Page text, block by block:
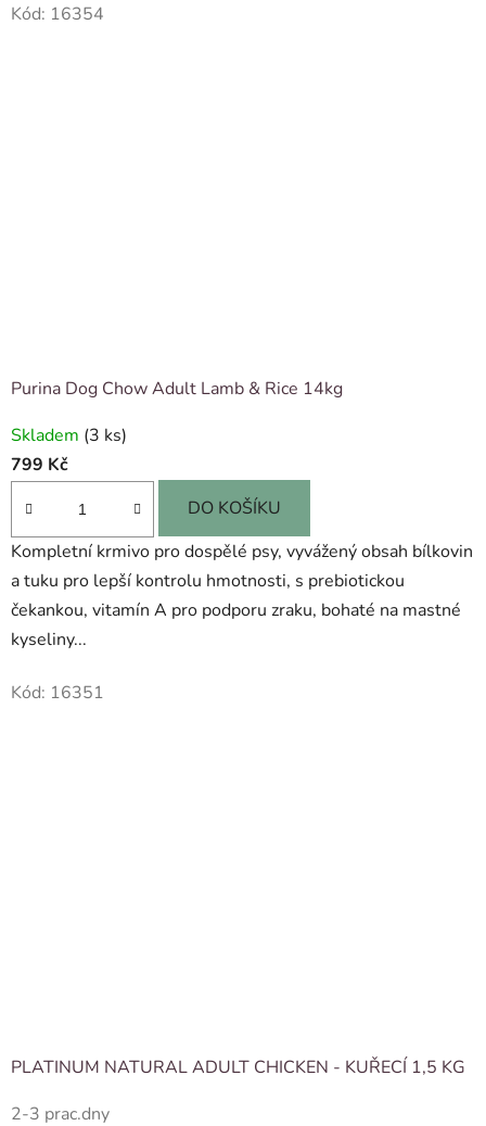
Kód: 16354
Purina Dog Chow Adult Lamb & Rice 14kg
Skladem (3 ks)
799 Kč
DO KOŠÍKU
Kompletní krmivo pro dospělé psy, vyvážený obsah bílkovin
a tuku pro lepší kontrolu hmotnosti, s prebiotickou
čekankou, vitamín A pro podporu zraku, bohaté na mastné
kyseliny...
Kód: 16351
PLATINUM NATURAL ADULT CHICKEN - KUŘECÍ 1,5 KG
2-3 prac.dny